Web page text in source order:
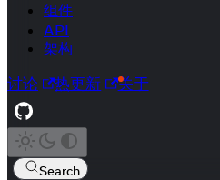
组件
API
架构
讨论 热更新 关于
Search